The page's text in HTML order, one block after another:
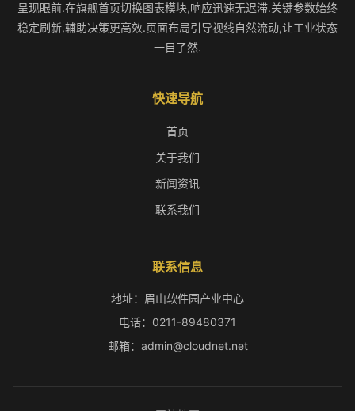
呈现眼前.在旗舰首页切换图表模块,响应迅速无迟滞.关键参数始终
稳定刷新,辅助决策更高效.页面布局引导视线自然流动,让工业状态
一目了然.
快速导航
首页
关于我们
新闻资讯
联系我们
联系信息
地址：眉山软件园产业中心
电话：0211-89480371
邮箱：admin@cloudnet.net